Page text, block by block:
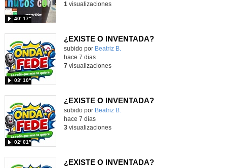
40′ 17″
1 visualizaciones
¿EXISTE O INVENTADA?
Contenido educativo.
subido por Beatriz B.
03′ 10″
hace 7 dias
7visualizaciones
¿EXISTE O INVENTADA?
Contenido educativo.
subido por Beatriz B.
02′ 01″
hace 7 dias
3visualizaciones
¿EXISTE O INVENTADA?